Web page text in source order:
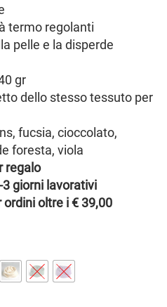
termo regolanti
pelle e la disperde
gr
dello stesso tessuto per
fucsia, cioccolato,
foresta, viola
regalo
giorni lavorativi
oltre i € 39,00